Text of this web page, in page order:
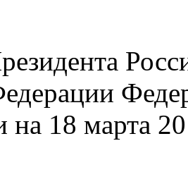
на 18 марта